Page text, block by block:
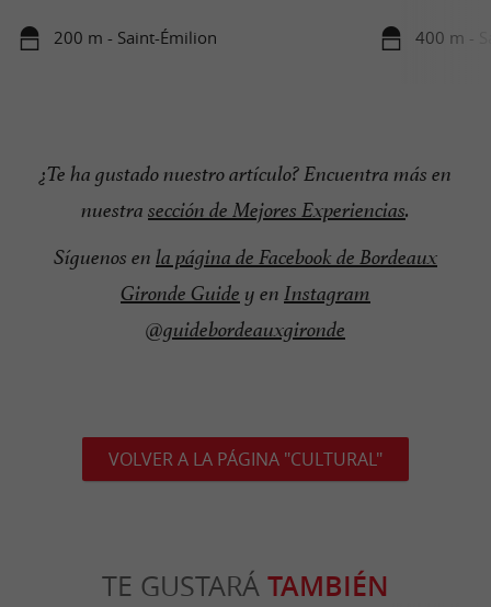
200 m - Saint-Émilion 400 m -
¿Te ha gustado nuestro artículo? Encuentra más en
nuestra sección de Mejores Experiencias.
Síguenos en la página de Facebook de Bordeaux
Gironde Guide y en Instagram
@guidebordeauxgironde
VOLVER A LA PÁGINA "CULTURAL"
TE GUSTARÁ TAMBIÉN